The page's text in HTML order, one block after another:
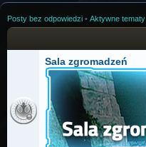
Posty bez odpowiedzi • Aktywne tematy
Sala zgromadzeń